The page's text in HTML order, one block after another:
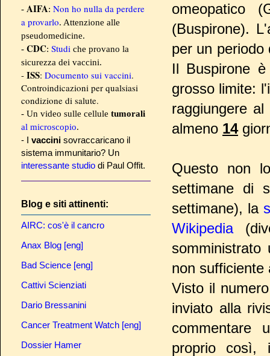
omeopatico
(Buspirone).
per un
Il Buspirone
grosso limite:
raggiungere
almeno 14
Questo non
settimane di
settimane), la
Wikipedia
non sufficiente
Visto il
inviato alla
commentare
proprio così,
- AIFA: Non ho nulla da perdere
a provarlo. Attenzione alle
pseudomedicine.
- CDC: Studi che provano la
sicurezza dei vaccini.
- ISS: Documento sui vaccini.
Controindicazioni per qualsiasi
condizione di salute.
- Un video sulle cellule tumorali
al microscopio.
- I vaccini sovraccaricano il
sistema immunitario? Un
interessante studio di Paul Offit.
Blog e siti attinenti:
AIRC: cos'è il cancro
Anax Blog [eng]
Bad Science [eng]
Cattivi Scienziati
Dario Bressanini
Cancer Treatment Watch [eng]
Dossier Hamer